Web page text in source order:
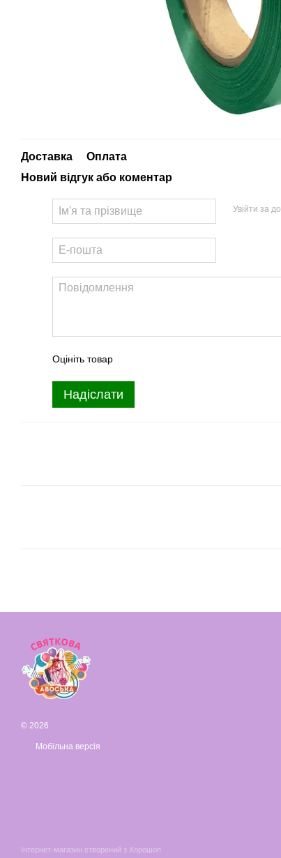
Доставка
Оплата
Новий відгук або коментар
Увійти за
Оцініть товар
Надіслати
© 2026
Мобільна версія
Інтернет-магазин створений з Хорошоп